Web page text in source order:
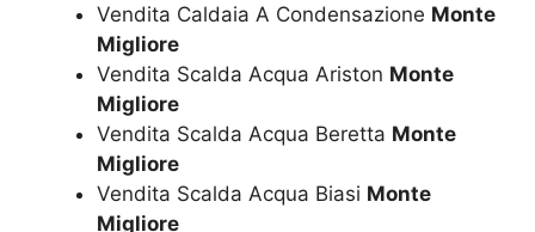
Vendita Caldaia A Condensazione Monte
Migliore
Vendita Scalda Acqua Ariston Monte
Migliore
Vendita Scalda Acqua Beretta Monte
Migliore
Vendita Scalda Acqua Biasi Monte
Migliore